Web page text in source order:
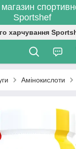
Sportshef
харчування
Амінокислоти